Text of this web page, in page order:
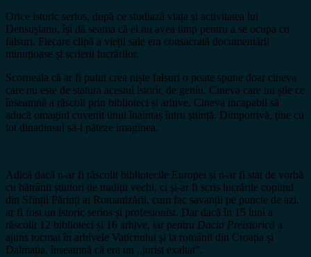
Orice istoric serios, după ce studiază viața și activitatea lui
Densușianu, își dă seama că el nu avea timp pentru a se ocupa cu
falsuri. Fiecare clipă a vieții sale era consacrată documentării
minuțioase și scrierii lucrărilor.
Scorneala că ar fi putut crea niște falsuri o poate spune doar cineva
care nu este de statura acestui istoric de geniu. Cineva care nu știe ce
înseamnă a răscoli prin biblioteci și arhive. Cineva incapabil să
aducă omagiul cuvenit unui înaintaș întru știință. Dimpotrivă, ține cu
tot dinadinsul să-i păteze imaginea.
Adică dacă n-ar fi răscolit bibliotecile Europei și n-ar fi stat de vorbă
cu bătrânii știutori de tradiții vechi, ci și-ar fi scris lucrările copiind
din Sfinții Părinți ai Romanizării, cum fac savanții pe puncte de azi,
ar fi fost un istoric serios și profesionist. Dar dacă în 15 luni a
răscolit 12 biblioteci și 16 arhive, iar pentru Dacia Preistorică a
ajuns tocmai în arhivele Vaticnului și la românii din Croația și
Dalmația, înseamnă că era un ,,jurist exaltat”.